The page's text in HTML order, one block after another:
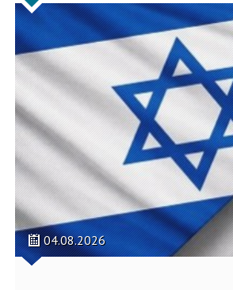
04.08.2026